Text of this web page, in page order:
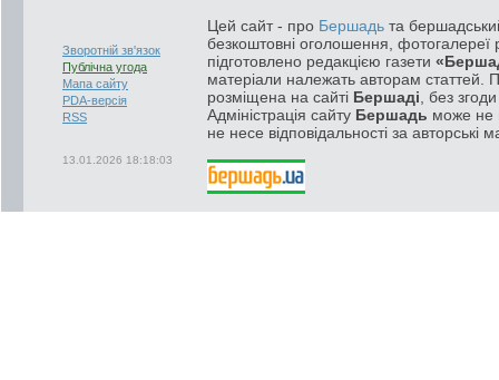
Зворотній зв'язок
Публічна угода
Мапа сайту
PDA-версія
RSS
13.01.2026 18:18:03
Цей сайт - про Бершадь та
безкоштовні оголошення, фотогалереї
підготовлено редакцією газети
матеріали належать авторам статтей.
розміщена на сайті Бершаді , без
Адміністрація сайту Бершадь може не
не несе відповідальності за авторські